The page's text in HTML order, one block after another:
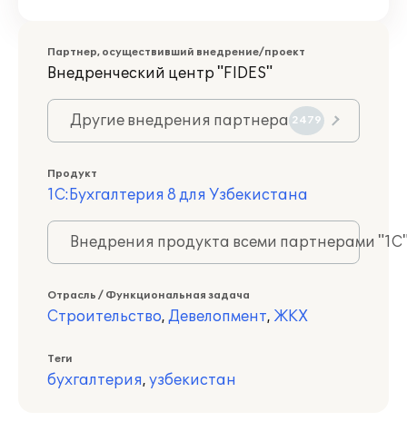
Партнер, осуществивший внедрение/проект
Внедренческий центр "FIDES"
Другие внедрения партнера 2479
Продукт
1С:Бухгалтерия 8 для Узбекистана
Внедрения продукта всеми партнерами
Отрасль / Функциональная задача
Строительство, Девелопмент, ЖКХ
Теги
бухгалтерия, узбекистан